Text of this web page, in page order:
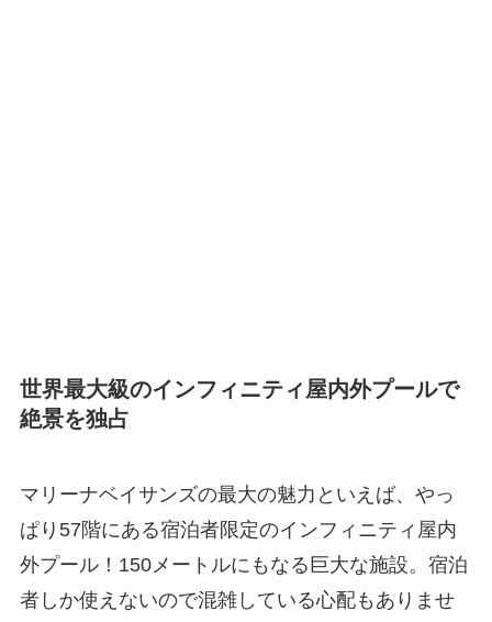
世界最大級のインフィニティ屋内外プールで
絶景を独占
マリーナベイサンズの最大の魅力といえば、やっ
ぱり57階にある宿泊者限定のインフィニティ屋内
外プール！150メートルにもなる巨大な施設。宿泊
者しか使えないので混雑している心配もありませ